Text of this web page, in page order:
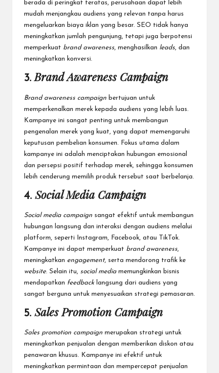
berada di peringkat teratas, perusahaan dapat lebih
mudah menjangkau audiens yang relevan tanpa harus
mengeluarkan biaya iklan yang besar. SEO tidak hanya
meningkatkan jumlah pengunjung, tetapi juga berpotensi
memperkuat brand awareness, menghasilkan leads, dan
meningkatkan konversi.
3. Brand Awareness Campaign
Brand awareness campaign bertujuan untuk
memperkenalkan merek kepada audiens yang lebih luas.
Kampanye ini sangat penting untuk membangun
pengenalan merek yang kuat, yang dapat memengaruhi
keputusan pembelian konsumen. Fokus utama dalam
kampanye ini adalah menciptakan hubungan emosional
dan persepsi positif terhadap merek, sehingga konsumen
lebih cenderung memilih produk tersebut saat berbelanja.
4.Social Media Campaign
Social media campaign sangat efektif untuk membangun
hubungan langsung dan interaksi dengan audiens melalui
platform, seperti
Instagram, Facebook, atau TikTok.
Kampanye ini dapat memperkuat brand awareness,
meningkatkan engagement, serta mendorong trafik ke
website. Selain itu, social mediamemungkinkan bisnis
mendapatkan feedback langsung dari audiens yang
sangat berguna untuk menyesuaikan strategi pemasaran.
5.Sales Promotion Campaign
Sales promotion campaign merupakan strategi untuk
meningkatkan penjualan dengan memberikan diskon atau
penawaran khusus. Kampanye ini efektif untuk
meningkatkan permintaan dan mempercepat penjualan